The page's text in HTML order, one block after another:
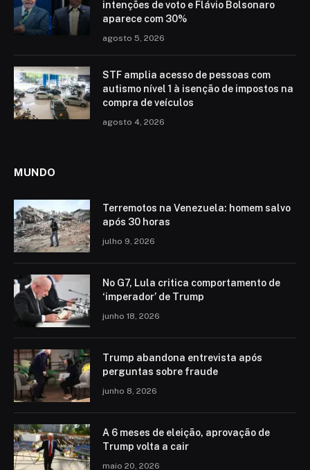
intenções de voto e Flávio Bolsonaro
aparece com 30%
agosto 5, 2026
STF amplia acesso de pessoas com
autismo nível 1 à isenção de impostos na
compra de veículos
agosto 4, 2026
MUNDO
Terremotos na Venezuela: homem salvo
após 30 horas
julho 9, 2026
No G7, Lula critica comportamento de
‘imperador’ de Trump
junho 18, 2026
Trump abandona entrevista após
perguntas sobre fraude
junho 8, 2026
A 6 meses de eleição, aprovação de
Trump volta a cair
maio 20, 2026